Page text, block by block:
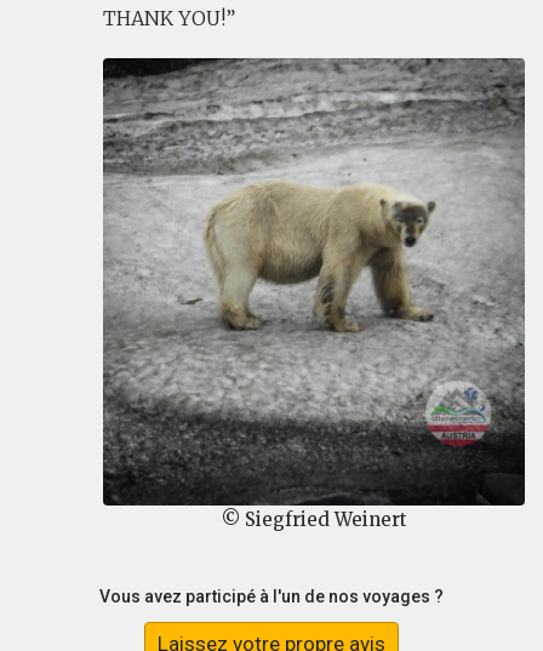
THANK YOU!
© Siegfried Weinert
Vous avez participé à l'un de nos voyages ?
Laissez votre propre avis